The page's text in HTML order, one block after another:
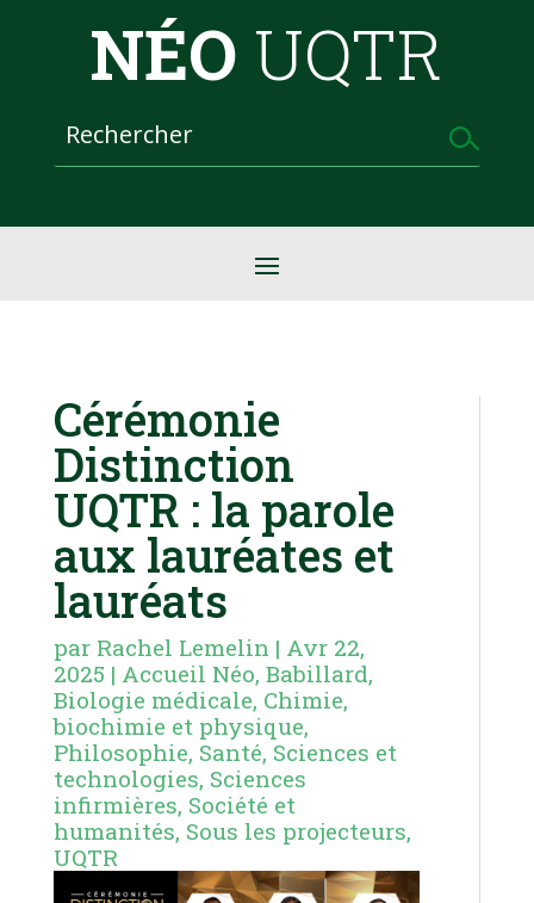
NÉO UQTR
Cérémonie
Distinction
UQTR : la parole
aux lauréates et
lauréats
par Rachel Lemelin | Avr 22,
2025 | Accueil Néo, Babillard,
Biologie médicale, Chimie,
biochimie et physique,
Philosophie, Santé, Sciences et
technologies, Sciences
infirmières, Société et
humanités, Sous les projecteurs,
UQTR